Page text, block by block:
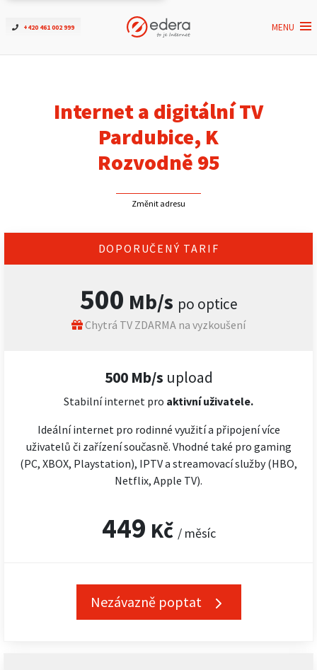
+420 461 002 999 MENU
Ověřit dostupnost
ČEZNET TV
Podpora
Kontakt
Internet a digitální TV
Pardubice, K
Rozvodně 95
Změnit adresu
DOPORUČENÝ TARIF
500 Mb/s po optice
Chytrá TV ZDARMA na vyzkoušení
500 Mb/s upload
Stabilní internet pro aktivní uživatele.
Ideální internet pro rodinné využití a připojení více
uživatelů či zařízení současně. Vhodné také pro gaming
(PC, XBOX, Playstation), IPTV a streamovací služby (HBO,
Netflix, Apple TV).
449 Kč / měsíc
Nezávazně poptat